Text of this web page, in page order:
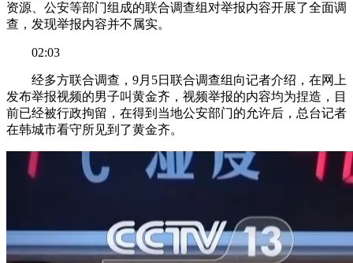
资源、公安等部门组成的联合调查组对举报内容开展了全面调
查，发现举报内容并不属实。
02:03
经多方联合调查，9月5日联合调查组向记者介绍，在网上
发布举报视频的男子叫黄金齐，视频举报的内容均为捏造，目
前已经被行政拘留，在得到当地公安部门的允许后，总台记者
在韩城市看守所见到了黄金齐。